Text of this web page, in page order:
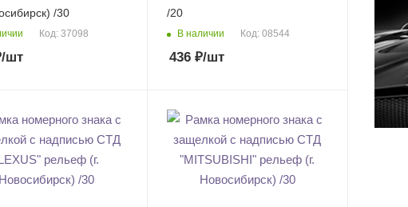
/30
Код: 37098
/шт
/20
В наличии Код: 08544
436₽/шт